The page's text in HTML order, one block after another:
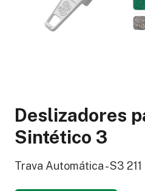
Deslizadores
Sintético 3
Trava Automática - S3 211